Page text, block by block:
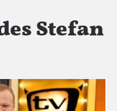
Stefan